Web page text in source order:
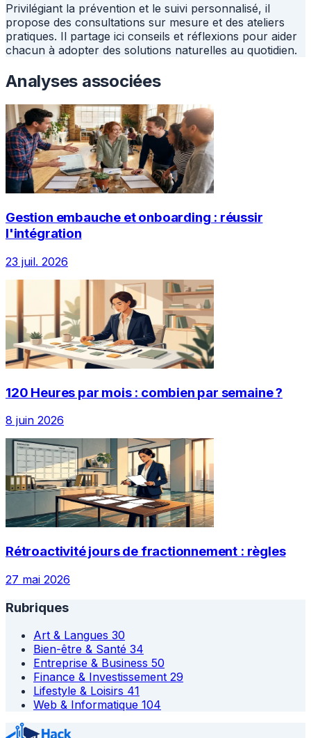
Privilégiant la prévention et le suivi personnalisé, il
propose des consultations sur mesure et des ateliers
pratiques. Il partage ici conseils et réflexions pour aider
chacun à adopter des solutions naturelles au quotidien.
Analyses associées
Gestion embauche et onboarding : réussir
l'intégration
23 juil. 2026
120 Heures par mois : combien par semaine ?
8 juin 2026
Rétroactivité jours de fractionnement : règles
27 mai 2026
Rubriques
Art & Langues 30
Bien-être & Santé 34
Entreprise & Business 50
Finance & Investissement 29
Lifestyle & Loisirs 41
Web & Informatique 104